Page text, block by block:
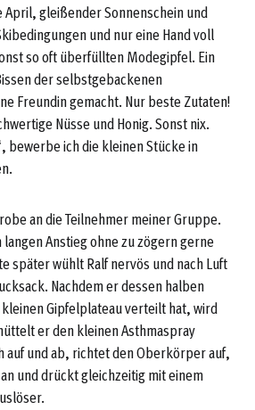
gleißender Sonnenschein und
und nur eine Hand voll
so oft überfüllten Modegipfel. Ein
der selbstgebackenen
Freundin gemacht. Nur beste Zutaten!
Nüsse und Honig. Sonst nix.
bewerbe ich die kleinen Stücke in
an die Teilnehmer meiner Gruppe.
Anstieg ohne zu zögern gerne
später wühlt Ralf nervös und nach Luft
Nachdem er dessen halben
Gipfelplateau verteilt hat, wird
er den kleinen Asthmaspray
auf und ab, richtet den Oberkörper auf,
und drückt gleichzeitig mit einem